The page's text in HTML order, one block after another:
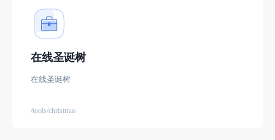
在线圣诞树
在线圣诞树
/tools/christmas